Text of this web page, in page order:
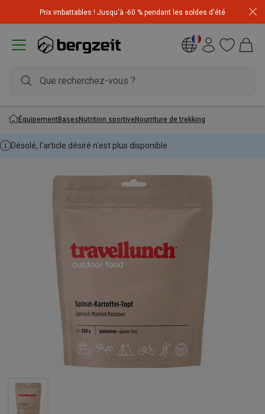
Prix imbattables ! Jusqu'à -60 % pendant les soldes d'été
l'article le moins cher! Code
ÉquipementBasesNutrition sportiveNourriture de trekking
Désolé, l'article désiré n'est plus disponible.